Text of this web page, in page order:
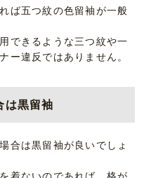
ば五つ紋の色留袖が一般
できるような三つ紋や一
ー違反ではありません。
は黒留袖
合は黒留袖が良いでしょ